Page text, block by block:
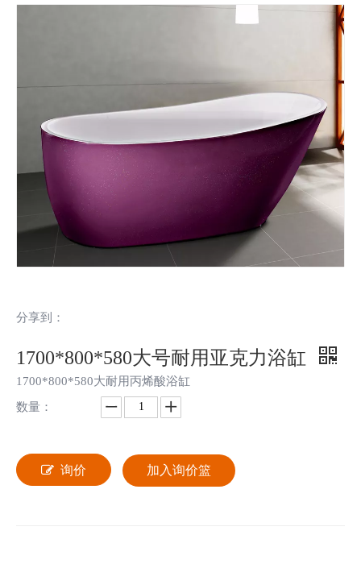
分享到：
1700*800*580大号耐用亚克力浴缸
1700*800*580大耐用丙烯酸浴缸
数量：
询价 加入询价篮